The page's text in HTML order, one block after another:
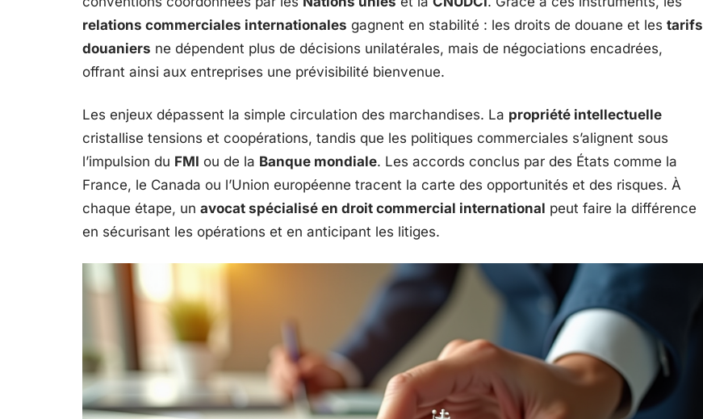
relations commerciales internationales gagnent en stabilité : les droits de douane et les tarifs
douaniers ne dépendent plus de décisions unilatérales, mais de négociations encadrées,
offrant ainsi aux entreprises une prévisibilité bienvenue.
Les enjeux dépassent la simple circulation des marchandises. La propriété intellectuelle
cristallise tensions et coopérations, tandis que les politiques commerciales s’alignent sous
l’impulsion du FMI ou de la Banque mondiale. Les accords conclus par des États comme la
France, le Canada ou l’Union européenne tracent la carte des opportunités et des risques. À
chaque étape, un avocat spécialisé en droit commercial international peut faire la différence
en sécurisant les opérations et en anticipant les litiges.